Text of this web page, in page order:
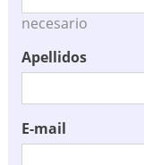
necesario
Apellidos
E-mail